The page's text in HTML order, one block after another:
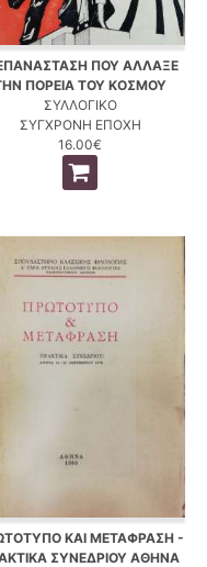
ΠΟΥ ΑΛΛΑΞΕ
ΠΟΡΕΙΑ ΤΟΥ ΚΟΣΜΟΥ
ΣΥΛΛΟΓΙΚΟ
ΣΥΓΧΡΟΝΗ ΕΠΟΧΗ
16.00€
ΚΑΙ ΜΕΤΑΦΡΑΣΗ -
ΣΥΝΕΔΡΙΟΥ ΑΘΗΝΑ